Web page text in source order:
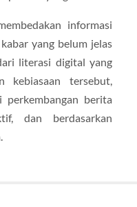
informasi
yang belum jelas
literasi digital yang
kebiasaan tersebut,
berita
dan berdasarkan